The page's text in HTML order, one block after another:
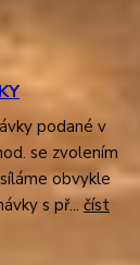
podané v
se zvolením
obvykle
s př... číst